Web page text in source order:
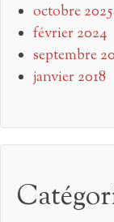
octobre 2025
février 2024
septembre
janvier 2018